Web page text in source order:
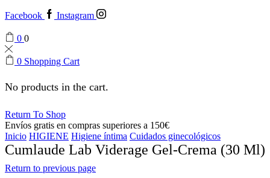
Facebook Instagram
0 0
0 Shopping Cart
No products in the cart.
Return To Shop
Envíos gratis en compras superiores a 150€
Inicio HIGIENE Higiene íntima Cuidados ginecológicos
Cumlaude Lab Viderage Gel-Crema (30 Ml)
Return to previous page